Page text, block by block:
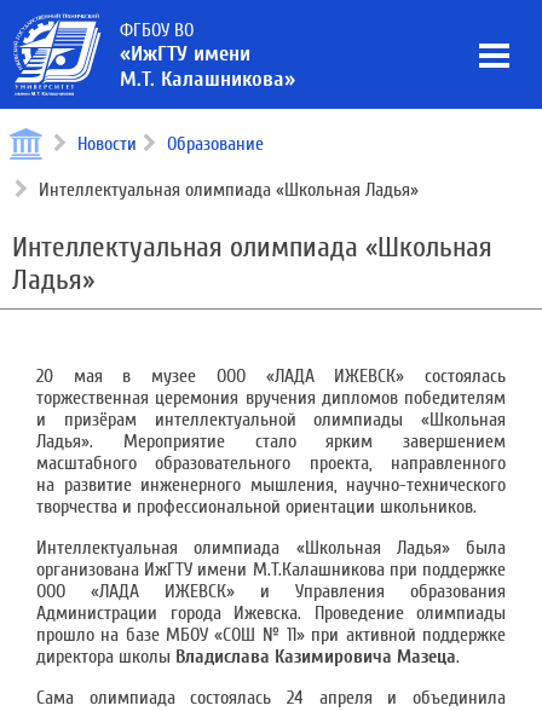
ФГБОУ ВО
«ИжГТУ имени
М.Т. Калашникова»
Новости Образование
Интеллектуальная олимпиада «Школьная Ладья»
Интеллектуальная олимпиада «Школьная
Ладья»
20 мая в музее ООО «ЛАДА ИЖЕВСК» состоялась
торжественная церемония вручения дипломов победителям
и призёрам интеллектуальной олимпиады «Школьная
Ладья». Мероприятие стало ярким завершением
масштабного образовательного проекта, направленного
на развитие инженерного мышления, научно-технического
творчества и профессиональной ориентации школьников.
Интеллектуальная олимпиада «Школьная Ладья» была
организована ИжГТУ имени М.Т.Калашникова при поддержке
ООО «ЛАДА ИЖЕВСК» и Управления образования
Администрации города Ижевска. Проведение олимпиады
прошло на базе МБОУ «СОШ № 11» при активной поддержке
директора школы Владислава Казимировича Мазеца.
Сама олимпиада состоялась 24 апреля и объединила